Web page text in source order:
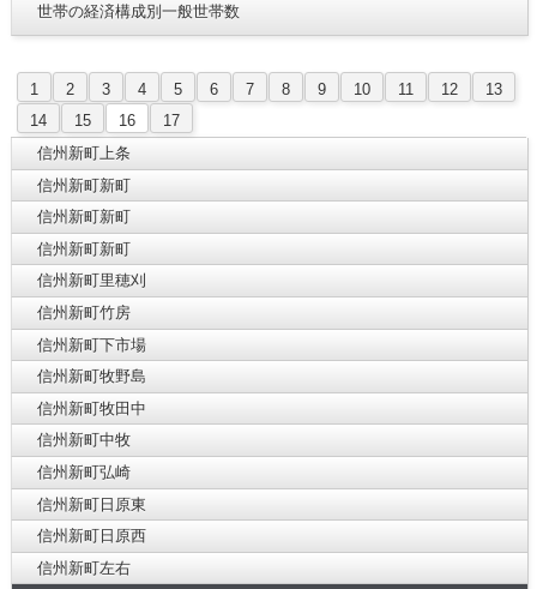
世帯の経済構成別一般世帯数
1 2 3 4 5 6 7 8 9 10 11 12
13
14
15 16
17
信州新町上条
信州新町新町
信州新町新町
信州新町新町
信州新町里穂刈
信州新町竹房
信州新町下市場
信州新町牧野島
信州新町牧田中
信州新町中牧
信州新町弘崎
信州新町日原東
信州新町日原西
信州新町左右